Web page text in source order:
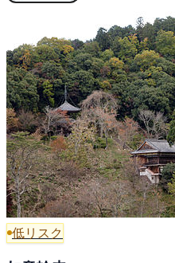
低リスク